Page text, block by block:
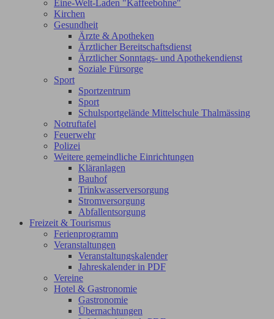
Eine-Welt-Laden "Kaffeebohne"
Kirchen
Gesundheit
Ärzte & Apotheken
Ärztlicher Bereitschaftsdienst
Ärztlicher Sonntags- und Apothekendienst
Soziale Fürsorge
Sport
Sportzentrum
Sport
Schulsportgelände Mittelschule Thalmässing
Notruftafel
Feuerwehr
Polizei
Weitere gemeindliche Einrichtungen
Kläranlagen
Bauhof
Trinkwasserversorgung
Stromversorgung
Abfallentsorgung
Freizeit & Tourismus
Ferienprogramm
Veranstaltungen
Veranstaltungskalender
Jahreskalender in PDF
Vereine
Hotel & Gastronomie
Gastronomie
Übernachtungen